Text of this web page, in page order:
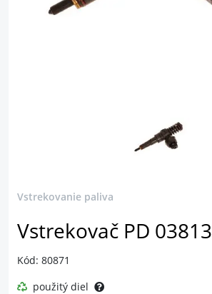
Vstrekovanie paliva
Vstrekovač PD
Kód: 80871
použitý diel